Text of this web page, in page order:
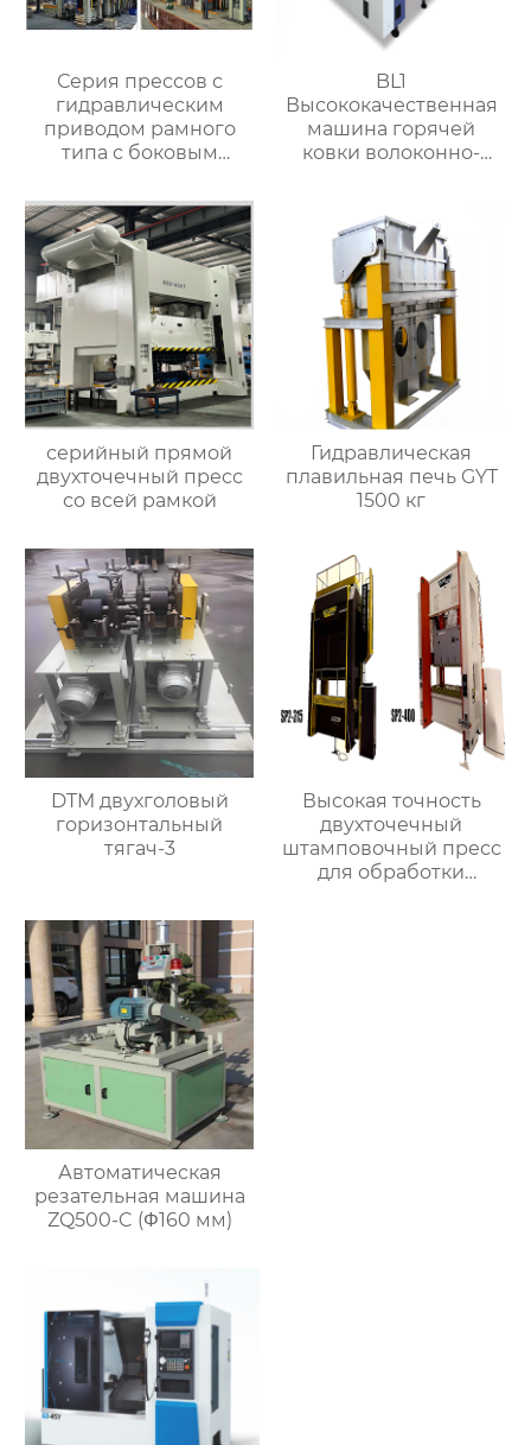
Серия прессов с
гидравлическим
приводом рамного
типа с боковым
подставком
BL1
Высококачественная
машина горячей
ковки волоконно-
серийный прямой
двухточечный пресс
со всей рамкой
Гидравлическая
плавильная печь GYT
1500 кг
DTM двухголовый
горизонтальный
тягач-3
Высокая точность
двухточечный
штамповочный пресс
для обработки
Автоматическая
резательная машина
ZQ500-C (Φ160 мм)